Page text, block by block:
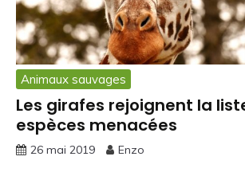
Animaux sauvages
Les girafes rejoignent la
espèces menacées
26 mai 2019 Enzo